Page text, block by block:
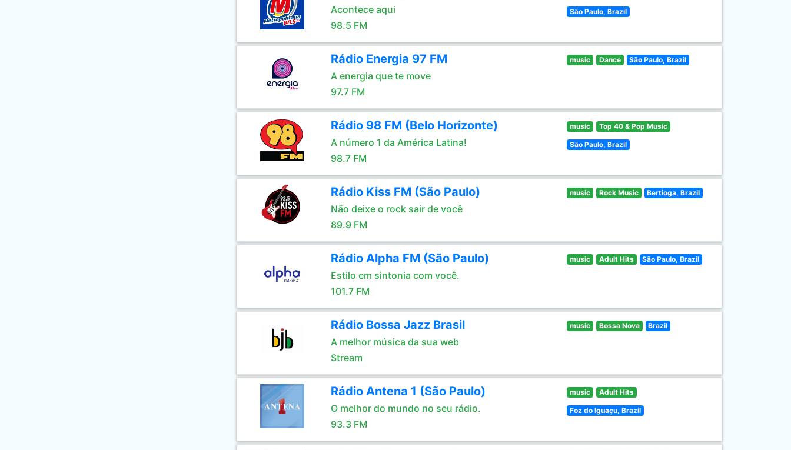
Acontece aqui
98.5 FM
São Paulo, Brazil
Rádio Energia 97 FM
A energia que te move
97.7 FM
music Dance São Paulo, Brazil
Rádio 98 FM (Belo Horizonte)
A número 1 da América Latina!
98.7 FM
music Top 40 & Pop Music
São Paulo, Brazil
Rádio Kiss FM (São Paulo)
Não deixe o rock sair de você
89.9 FM
music Rock Music Bertioga, Brazil
Rádio Alpha FM (São Paulo)
Estilo em sintonia com você.
101.7 FM
music Adult Hits São Paulo, Brazil
Rádio Bossa Jazz Brasil
A melhor música da sua web
Stream
music Bossa Nova Brazil
Rádio Antena 1 (São Paulo)
O melhor do mundo no seu rádio.
93.3 FM
music Adult Hits
Foz do Iguaçu, Brazil